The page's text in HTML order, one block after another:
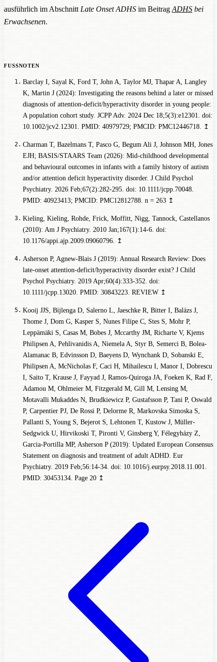
ausführlich im Abschnitt Late Onset ADHS im Beitrag ADHS bei
Erwachsenen.
Barclay I, Sayal K, Ford T, John A, Taylor MJ, Thapar A, Langley
K, Martin J (2024): Investigating the reasons behind a later or missed
diagnosis of attention-deficit/hyperactivity disorder in young people:
A population cohort study. JCPP Adv. 2024 Dec 18;5(3):e12301. doi:
10.1002/jcv2.12301. PMID: 40979729; PMCID: PMC12446718.
↥
Charman T, Bazelmans T, Pasco G, Begum Ali J, Johnson MH, Jones
EJH; BASIS/STAARS Team (2026): Mid-childhood developmental
and behavioural outcomes in infants with a family history of autism
and/or attention deficit hyperactivity disorder. J Child Psychol
Psychiatry. 2026 Feb;67(2):282-295. doi: 10.1111/jcpp.70048.
PMID: 40923413; PMCID: PMC12812788. n = 263 ↥
Kieling, Kieling, Rohde, Frick, Moffitt, Nigg, Tannock, Castellanos
(2010): Am J Psychiatry. 2010 Jan;167(1):14-6. doi:
10.1176/appi.ajp.2009.09060796.
↥
Asherson P, Agnew-Blais J (2019): Annual Research Review: Does
late-onset attention-deficit/hyperactivity disorder exist? J Child
Psychol Psychiatry. 2019 Apr;60(4):333-352. doi:
10.1111/jcpp.13020. PMID: 30843223. REVIEW ↥
Kooij JJS, Bijlenga D, Salerno L, Jaeschke R, Bitter I, Balázs J,
Thome J, Dom G, Kasper S, Nunes Filipe C, Stes S, Mohr P,
Leppämäki S, Casas M, Bobes J, Mccarthy JM, Richarte V, Kjems
Philipsen A, Pehlivanidis A, Niemela A, Styr B, Semerci B, Bolea-
Alamanac B, Edvinsson D, Baeyens D, Wynchank D, Sobanski E,
Philipsen A, McNicholas F, Caci H, Mihailescu I, Manor I, Dobrescu
I, Saito T, Krause J, Fayyad J, Ramos-Quiroga JA, Foeken K, Rad F,
Adamou M, Ohlmeier M, Fitzgerald M, Gill M, Lensing M,
Motavalli Mukaddes N, Brudkiewicz P, Gustafsson P, Tani P, Oswald
P, Carpentier PJ, De Rossi P, Delorme R, Markovska Simoska S,
Pallanti S, Young S, Bejerot S, Lehtonen T, Kustow J, Müller-
Sedgwick U, Hirvikoski T, Pironti V, Ginsberg Y, Félegyházy Z,
Garcia-Portilla MP, Asherson P (2019): Updated European Consensus
Statement on diagnosis and treatment of adult ADHD. Eur
Psychiatry. 2019 Feb;56:14-34. doi: 10.1016/j.eurpsy.2018.11.001.
PMID: 30453134. Page 20 ↥